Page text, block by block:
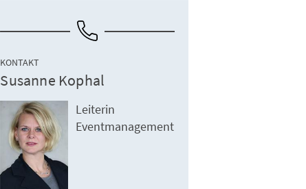
KONTAKT
Susanne Kophal
Leiterin
Eventmanagement